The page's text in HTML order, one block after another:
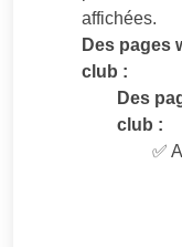
affichées.
Des pages
club :
Des
club :
✅